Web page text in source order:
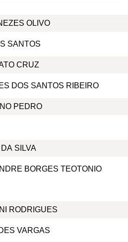
OLIVO
SANTOS
CRUZ
DOS SANTOS RIBEIRO
PEDRO
SILVA
BORGES TEOTONIO
RODRIGUES
VARGAS